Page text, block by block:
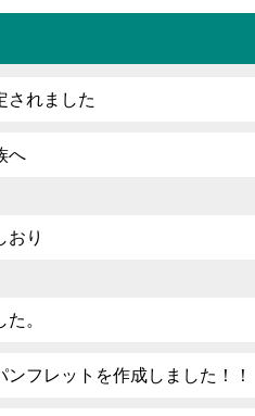
されました
へ
おり
。
フレットを作成しました！！